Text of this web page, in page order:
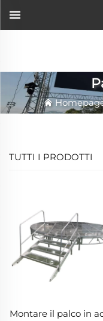
TUTTI I PRODOTTI
Montare il palco in